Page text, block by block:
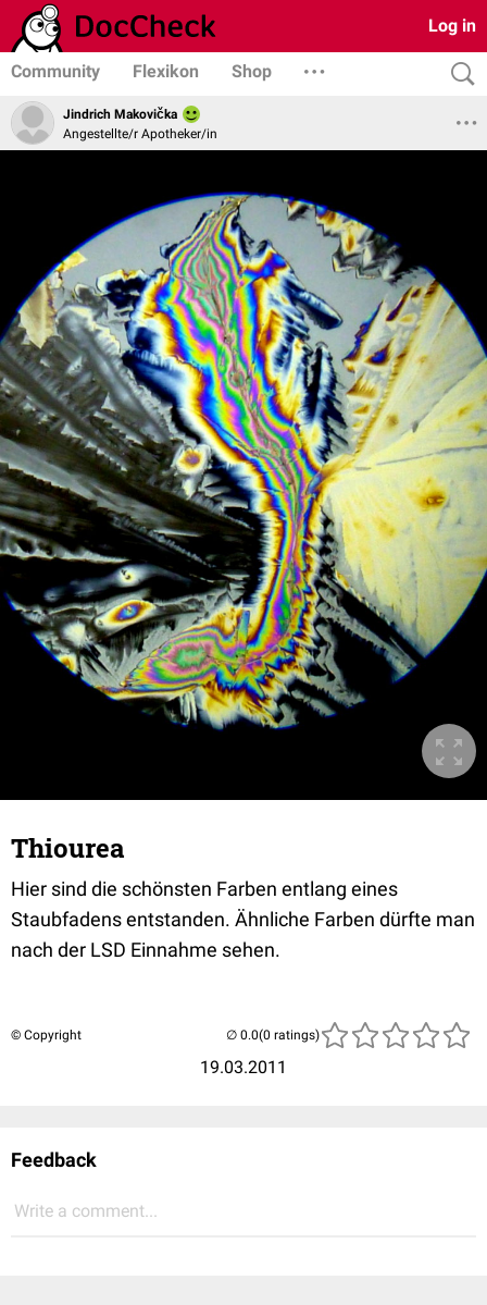
Log in
Community Flexikon Shop
Jindrich Makovička
Angestellte/r Apotheker/in
Thiourea
Hier sind die schönsten Farben entlang eines
Staubfadens entstanden. Ähnliche Farben dürfte man
nach der LSD Einnahme sehen.
© Copyright
19.03.2011
(0 ratings)
Feedback
Write a comment...